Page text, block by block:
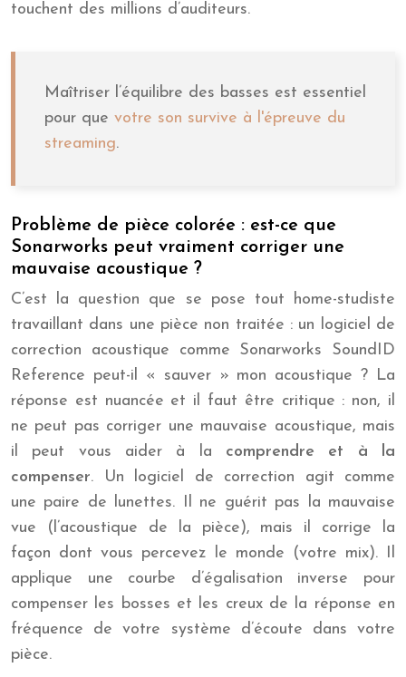
touchent des millions d’auditeurs.
Maîtriser l’équilibre des basses est essentiel
pour que votre son survive à l'épreuve du
streaming.
Problème de pièce colorée : est-ce que
Sonarworks peut vraiment corriger une
mauvaise acoustique ?
C’est la question que se pose tout home-studiste
travaillant dans une pièce non traitée : un logiciel de
correction acoustique comme Sonarworks SoundID
Reference peut-il « sauver » mon acoustique ? La
réponse est nuancée et il faut être critique : non, il
ne peut pas corriger une mauvaise acoustique, mais
il peut vous aider à la comprendre et à la
compenser. Un logiciel de correction agit comme
une paire de lunettes. Il ne guérit pas la mauvaise
vue (l’acoustique de la pièce), mais il corrige la
façon dont vous percevez le monde (votre mix). Il
applique une courbe d’égalisation inverse pour
compenser les bosses et les creux de la réponse en
fréquence de votre système d’écoute dans votre
pièce.